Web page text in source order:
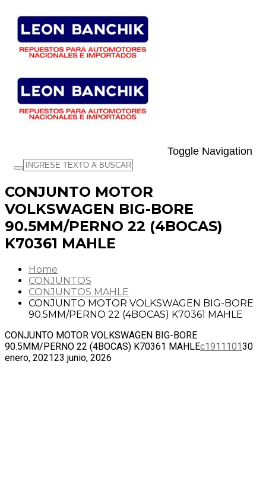
Toggle Navigation
CONJUNTO MOTOR
VOLKSWAGEN BIG-BORE
90.5MM/PERNO 22 (4BOCAS)
K70361 MAHLE
Home
CONJUNTOS
CONJUNTOS MAHLE
CONJUNTO MOTOR VOLKSWAGEN BIG-BORE
90.5MM/PERNO 22 (4BOCAS) K70361 MAHLE
CONJUNTO MOTOR VOLKSWAGEN BIG-BORE
90.5MM/PERNO 22 (4BOCAS) K70361 MAHLEc191110130
enero, 202123 junio, 2026